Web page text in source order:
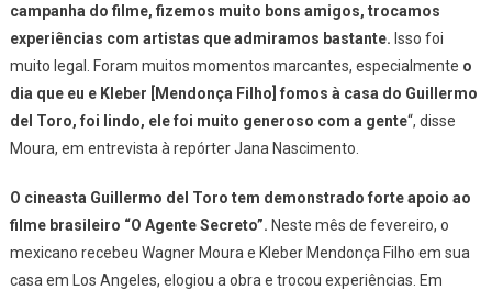
campanha do filme, fizemos muito bons amigos, trocamos
experiências com artistas que admiramos bastante. Isso foi
muito legal. Foram muitos momentos marcantes, especialmente o
dia que eu e Kleber [Mendonça Filho] fomos à casa do Guillermo
del Toro, foi lindo, ele foi muito generoso com a gente“, disse
Moura, em entrevista à repórter Jana Nascimento.
O cineasta Guillermo del Toro tem demonstrado forte apoio ao
filme brasileiro “O Agente Secreto”. Neste mês de fevereiro, o
mexicano recebeu Wagner Moura e Kleber Mendonça Filho em sua
casa em Los Angeles, elogiou a obra e trocou experiências. Em